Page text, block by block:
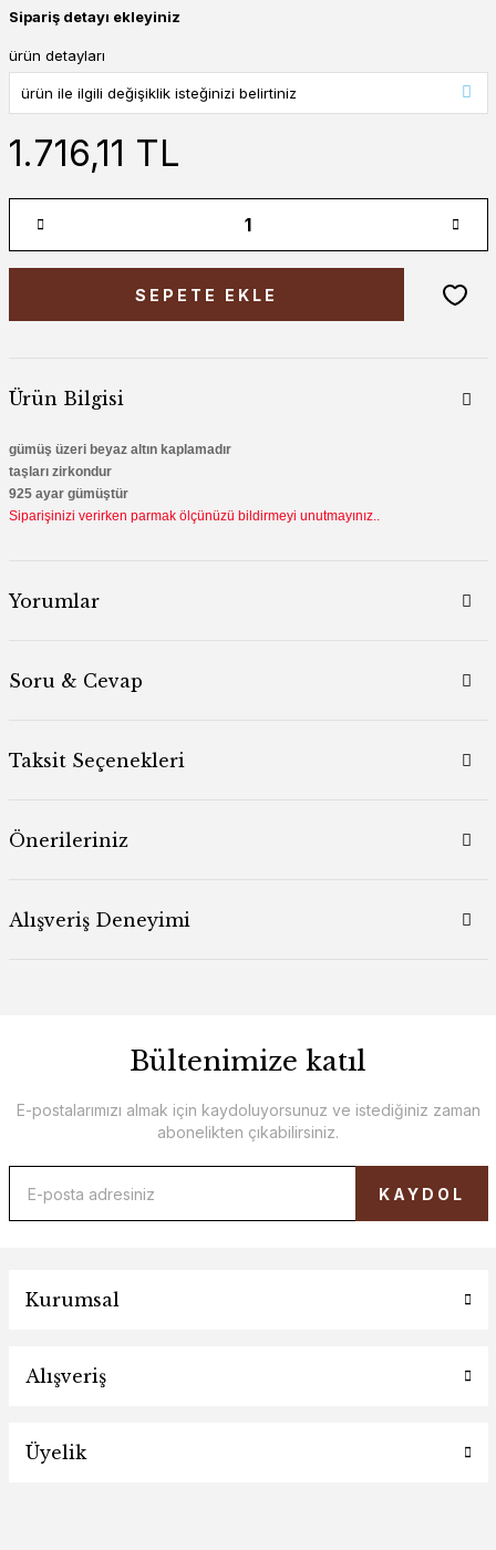
Sipariş detayı ekleyiniz
ürün detayları
1.716,11 TL
SEPETE EKLE
Ürün Bilgisi
gümüş üzeri beyaz altın kaplamadır
taşları zirkondur
925 ayar gümüştür
Siparişinizi verirken parmak ölçünüzü bildirmeyi unutmayınız..
Yorumlar
Soru & Cevap
Taksit Seçenekleri
Önerileriniz
Alışveriş Deneyimi
Bültenimize katıl
E-postalarımızı almak için kaydoluyorsunuz ve istediğiniz zaman
abonelikten çıkabilirsiniz.
KAYDOL
Kurumsal
Alışveriş
Üyelik